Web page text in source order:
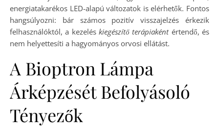
energiatakarékos LED-alapú változatok is elérhetők. Fontos
hangsúlyozni: bár számos pozitív visszajelzés érkezik
felhasználóktól, a kezelés kiegészítő terápiakéntértendő, és
nem helyettesíti a hagyományos orvosi ellátást.
A Bioptron Lámpa
Árképzését Befolyásoló
Tényezők